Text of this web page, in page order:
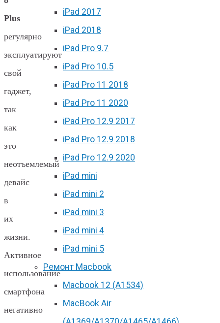
iPad 2017
iPad 2018
iPad Pro 9.7
iPad Pro 10.5
iPad Pro 11 2018
iPad Pro 11 2020
iPad Pro 12.9 2017
iPad Pro 12.9 2018
iPad Pro 12.9 2020
iPad mini
iPad mini 2
iPad mini 3
iPad mini 4
iPad mini 5
Ремонт Macbook
Macbook 12 (А1534)
MacBook Air
Plus
регулярно
эксплуатируют
свой
гаджет,
так
как
это
неотъемлемый
девайс
в
их
жизни.
Активное
использование
смартфона
негативно